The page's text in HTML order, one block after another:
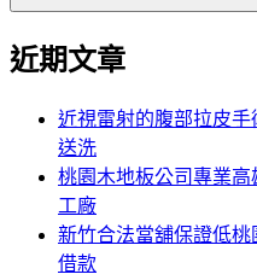
近期文章
近視雷射的腹部拉皮
送洗
桃園木地板公司專業
工廠
新竹合法當舖保證低
借款